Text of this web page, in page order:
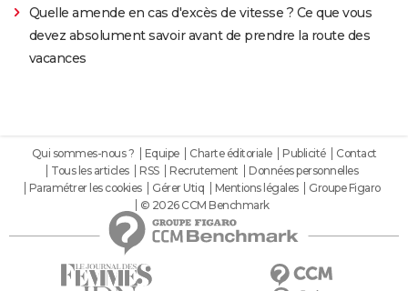
Quelle amende en cas d'excès de vitesse ? Ce que vous
devez absolument savoir avant de prendre la route des
vacances
Qui sommes-nous ? Equipe Charte éditoriale Publicité
Contact
Tous les articles
RSS Recrutement
Données personnelles
Paramétrer les cookies
Gérer Utiq Mentions légales
Groupe Figaro
© 2026 CCM Benchmark